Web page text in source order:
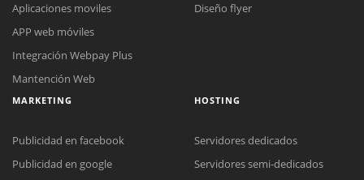
Aplicaciones moviles
APP web móviles
Integración Webpay Plus
Mantención Web
Diseño flyer
MARKETING
Publicidad en facebook
Publicidad en google
HOSTING
Servidores dedicados
Servidores semi-dedicados